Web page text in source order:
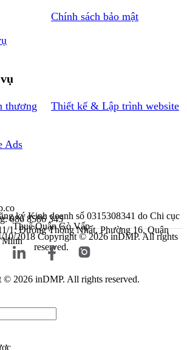
Chính sách bảo mật
thương
Thiết kế & Lập trình website
Ads
086 8586 345
1, Đường Thống Nhất, Phường 16, Quận
Minh
ký Kinh doanh số 0315308341 do Chi cục
Thuế Quận Gò Vấp
10/2018Copyright © 2026 inDMP. All rights
reserved.
© 2026 inDMP. All rights reserved.